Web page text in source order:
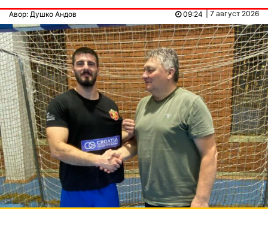
Авор: Душко Андов | 7 август 2026
09:24